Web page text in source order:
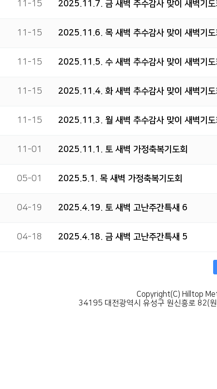
11-15 2025.11.7. 금 새벽 추수감사 맞이 새벽기도
11-15 2025.11.6. 목 새벽 추수감사 맞이 새벽기도
11-15 2025.11.5. 수 새벽 추수감사 맞이 새벽기도
11-15 2025.11.4. 화 새벽 추수감사 맞이 새벽기도
11-15 2025.11.3. 월 새벽 추수감사 맞이 새벽기도
11-01 2025.11.1. 토 새벽 가정축복기도회
05-01 2025.5.1. 목 새벽 가정축복기도회
04-19 2025.4.19. 토 새벽 고난주간특새 6
04-18 2025.4.18. 금 새벽 고난주간특새 5
Copyright(C) Hilltop
34195 대전광역시 유성구 원신흥로